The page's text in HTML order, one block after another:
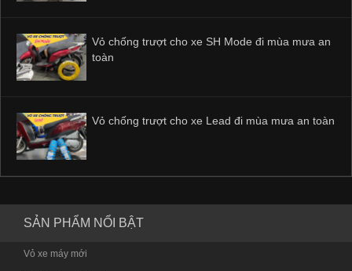
Vỏ chống trượt cho xe SH Mode đi mùa mưa an
toàn
Vỏ chống trượt cho xe Lead đi mùa mưa an toàn
SẢN PHẨM NỔI BẬT
Vỏ xe máy mới